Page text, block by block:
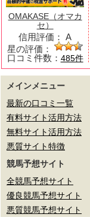
OMAKASE（オマカ
セ）
信用評価： A
星の評価：
口コミ件数： 485件
メインメニュー
最新の口コミ一覧
有料サイト活用方法
無料サイト活用方法
悪質サイト特徴
競馬予想サイト
全競馬予想サイト
優良競馬予想サイト
悪質競馬予想サイト